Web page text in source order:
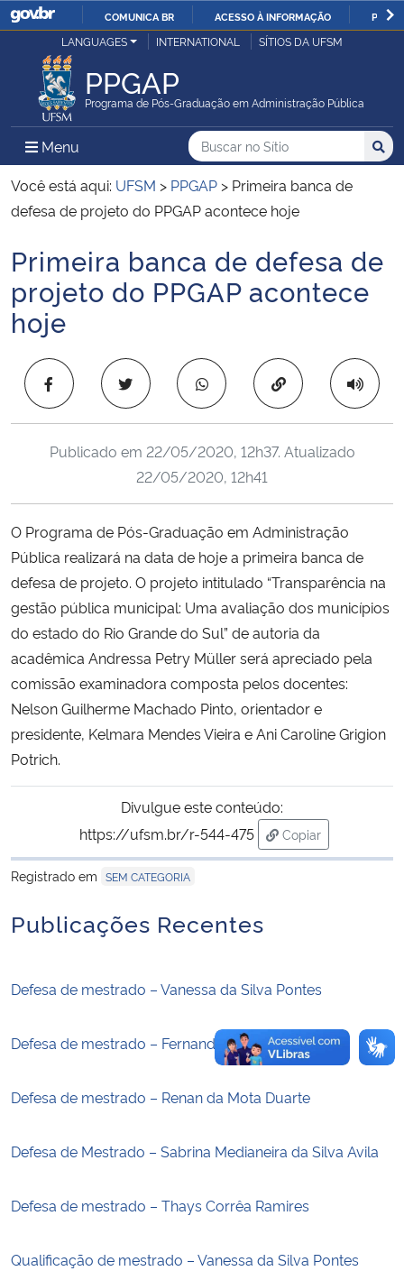
IR
COMUNICA BR ACESSO À INFORMAÇÃO
Ministério da Justiça e Segurança Pública
Ministério da Defesa
Ministério das Relações Exteriores
Ministério da Infraestrutura
Ministério da Agricultura, Pecuária e Abastecimento
Ministério da Educação
Ministério da Ciência, Tecnologia, Inovações e Comunicações
Ministério do Meio Ambiente
Ministério do Turismo
Ministério do Desenvolvimento Regional
Controladoria-Geral da União
Ministério da Mulher, da Família e dos Direitos Humanos
Advocacia-Geral da União
Banco Central do Brasil
LANGUAGES INTERNATIONAL SÍTIOS DA UFSM
PPGAP
Programa de Pós-Graduação em Administração Pública
Menu Menu Principal do Sítio
Busca
Buscar no no Sítio
Busca:
Você está aqui: UFSM > PPGAP > Primeira banca de
defesa de projeto do PPGAP acontece hoje
Início do conteúdo
Primeira banca de defesa de
projeto do PPGAP acontece
hoje
Copiar para área
Publicado em 22/05/2020, 12h37. Atualizado
22/05/2020, 12h41
O Programa de Pós-Graduação em Administração
Pública realizará na data de hoje a primeira banca de
defesa de projeto. O projeto intitulado “Transparência na
gestão pública municipal: Uma avaliação dos municípios
do estado do Rio Grande do Sul” de autoria da
acadêmica Andressa Petry Müller será apreciado pela
comissão examinadora composta pelos docentes:
Nelson Guilherme Machado Pinto, orientador e
presidente, Kelmara Mendes Vieira e Ani Caroline Grigion
Potrich.
Divulgue este conteúdo:
https://ufsm.br/r-544-475
Copiar
para área de
Registrado em SEM CATEGORIA
Publicações Recentes
Defesa de mestrado – Vanessa da Silva Pontes
Defesa de mestrado – Fernanda Silveira Roncato
Defesa de mestrado – Renan da Mota Duarte
Defesa de Mestrado – Sabrina Medianeira da Silva Avila
Defesa de mestrado – Thays Corrêa Ramires
Qualificação de mestrado – Vanessa da Silva Pontes